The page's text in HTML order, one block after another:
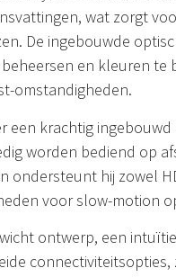
wat zorgt
De ingebouwde
en kleuren te
omstandigheden.
een krachtig
worden bediend op
ondersteunt hij zowel
voor slow-motion
ontwerp, een
connectiviteitsopties,